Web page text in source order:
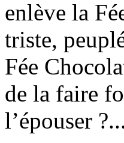
enlève la
triste,
Fée
de la faire
l’épouser